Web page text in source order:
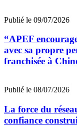
Publié le 09/07/2026
“APEF
avec sa propre
franchisée à
Publié le 08/07/2026
La force du
confiance